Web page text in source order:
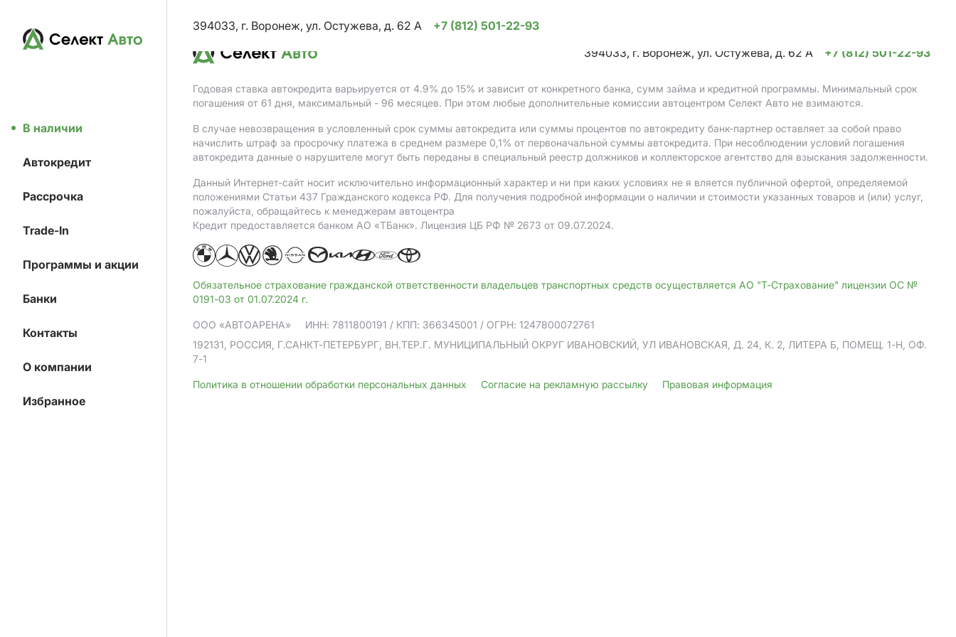
В наличии
Автокредит
Рассрочка
Trade-In
Программы и акции
Банки
Контакты
О компании
Избранное
394033, г. Воронеж, ул. Остужева, д. 62 А
+7 (812) 501-22-93
394033, г. Воронеж, ул. Остужева, д. 62 А
+7 (812) 501-22-93
Годовая ставка автокредита варьируется от 4.9% до 15% и зависит от конкретного банка, сумм займа и кредитной программы. Минимальный срок
погашения от 61 дня, максимальный - 96 месяцев. При этом любые дополнительные комиссии автоцентром Селект Авто не взимаются.
В случае невозвращения в условленный срок суммы автокредита или суммы процентов по автокредиту банк-партнер оставляет за собой право
начислить штраф за просрочку платежа в среднем размере 0,1% от первоначальной суммы автокредита. При несоблюдении условий погашения
автокредита данные о нарушителе могут быть переданы в специальный реестр должников и коллекторское агентство для взыскания задолженности.
Данный Интернет-сайт носит исключительно информационный характер и ни при каких условиях не я вляется публичной офертой, определяемой
положениями Статьи 437 Гражданского кодекса РФ. Для получения подробной информации о наличии и стоимости указанных товаров и (или) услуг,
пожалуйста, обращайтесь к менеджерам автоцентра
Кредит предоставляется банком АO «ТБанк». Лицензия ЦБ РФ № 2673 от 09.07.2024.
Обязательное страхование гражданской ответственности владельцев транспортных средств осуществляется АО "Т-Страхование" лицензии ОС №
0191-03 от 01.07.2024 г.
ООО «АВТОАРЕНА» ИНН: 7811800191 / КПП: 366345001 / ОГРН: 1247800072761
192131, РОССИЯ, Г.САНКТ-ПЕТЕРБУРГ, ВН.ТЕР.Г. МУНИЦИПАЛЬНЫЙ ОКРУГ ИВАНОВСКИЙ, УЛ ИВАНОВСКАЯ, Д. 24, К. 2, ЛИТЕРА Б, ПОМЕЩ. 1-Н, ОФ.
7-1
Политика в отношении обработки персональных данных Согласие на рекламную рассылку Правовая информация